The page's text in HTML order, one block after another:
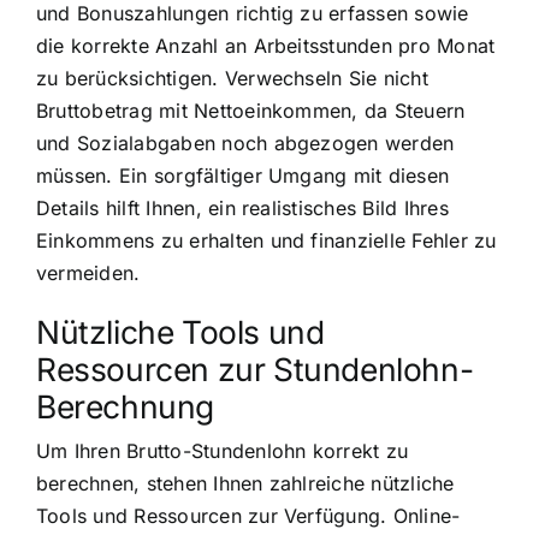
und Bonuszahlungen richtig zu erfassen sowie
die korrekte Anzahl an Arbeitsstunden pro Monat
zu berücksichtigen. Verwechseln Sie nicht
Bruttobetrag mit Nettoeinkommen, da Steuern
und Sozialabgaben noch abgezogen werden
müssen. Ein sorgfältiger Umgang mit diesen
Details hilft Ihnen, ein realistisches Bild Ihres
Einkommens zu erhalten und finanzielle Fehler zu
vermeiden.
Nützliche Tools und
Ressourcen zur Stundenlohn-
Berechnung
Um Ihren Brutto-Stundenlohn korrekt zu
berechnen, stehen Ihnen zahlreiche nützliche
Tools und Ressourcen zur Verfügung. Online-